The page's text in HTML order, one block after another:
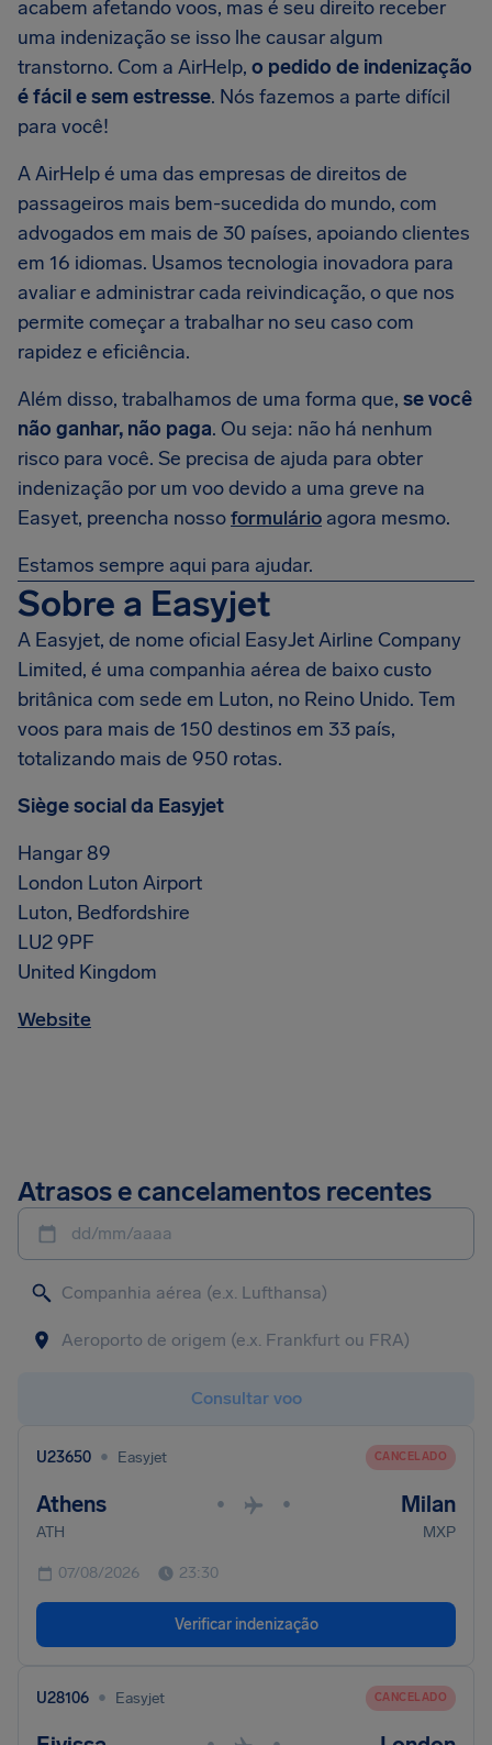
acabem afetando voos, mas é seu direito receber
uma indenização se isso lhe causar algum
transtorno. Com a AirHelp, o pedido de indenização
é fácil e sem estresse. Nós fazemos a parte difícil
para você!
A AirHelp é uma das empresas de direitos de
passageiros mais bem-sucedida do mundo, com
advogados em mais de 30 países, apoiando clientes
em 16 idiomas. Usamos tecnologia inovadora para
avaliar e administrar cada reivindicação, o que nos
permite começar a trabalhar no seu caso com
rapidez e eficiência.
Além disso, trabalhamos de uma forma que, se você
não ganhar, não paga. Ou seja: não há nenhum
risco para você. Se precisa de ajuda para obter
indenização por um voo devido a uma greve na
Easyet, preencha nossoformulário agora mesmo.
Estamos sempre aqui para ajudar.
Sobre a Easyjet
A Easyjet, de nome oficial EasyJet Airline Company
Limited, é uma companhia aérea de baixo custo
britânica com sede em Luton, no Reino Unido. Tem
voos para mais de 150 destinos em 33 país,
totalizando mais de 950 rotas.
Siège social da Easyjet
Hangar 89
London Luton Airport
Luton, Bedfordshire
LU2 9PF
United Kingdom
Website
Atrasos e cancelamentos recentes
dd/mm/aaaa
Consultar voo
U23650 • Easyjet CANCELADO
Athens • • Milan
ATH MXP
07/08/2026 23:30
Verificar indenização
U28106 • Easyjet CANCELADO